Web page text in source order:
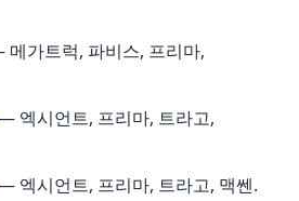
가트럭, 파비스, 프리마,
엑시언트, 프리마, 트라고,
엑시언트, 프리마, 트라고, 맥쎈.